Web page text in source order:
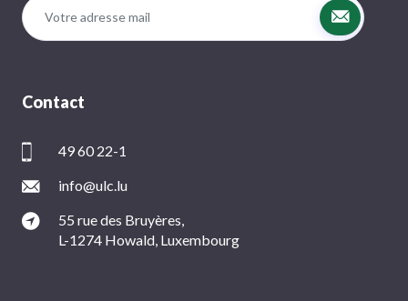
Contact
49 60 22-1
info@ulc.lu
55 rue des Bruyères,
L-1274 Howald, Luxembourg